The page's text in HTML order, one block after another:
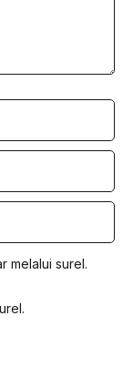
melalui surel.